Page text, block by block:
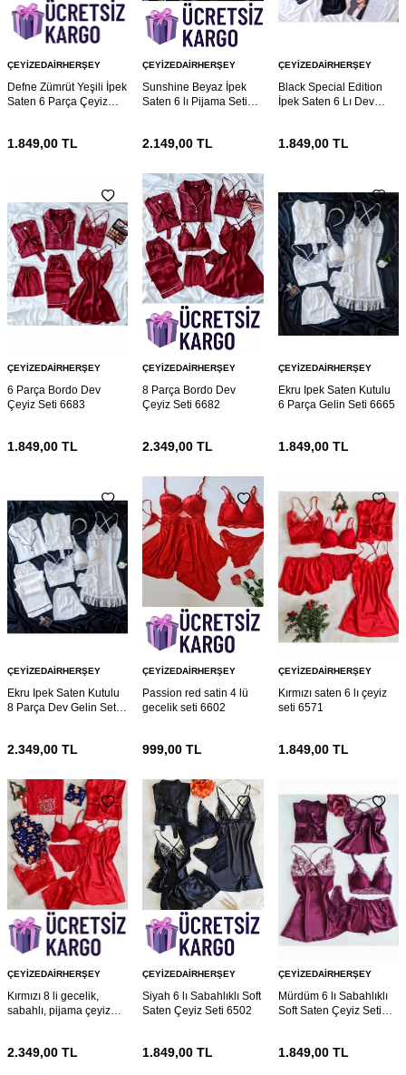
ÇEYIZEDAIRHERŞEY
Defne Zümrüt Yeşili İpek
Saten 6 Parça Çeyiz
1.849,00 TL
ÇEYIZEDAIRHERŞEY
Sunshine Beyaz İpek
Saten 6 lı Pijama Seti
2.149,00 TL
ÇEYIZEDAIRHERŞEY
Black Special Edition
İpek Saten 6 Lı Dev
1.849,00TL
ÇEYIZEDAIRHERŞEY
6 Parça Bordo Dev
Çeyiz Seti 6683
1.849,00 TL
ÇEYIZEDAIRHERŞEY
8 Parça Bordo Dev
Çeyiz Seti 6682
2.349,00 TL
ÇEYIZEDAIRHERŞEY
Ekru Ipek Saten Kutulu
6 Parça Gelin Seti 6665
1.849,00TL
ÇEYIZEDAIRHERŞEY
Ekru Ipek Saten Kutulu
8 Parça Dev Gelin Seti
2.349,00 TL
ÇEYIZEDAIRHERŞEY
Passion red satin 4 lü
gecelik seti 6602
999,00 TL
ÇEYIZEDAIRHERŞEY
Kırmızı saten 6 lı çeyiz
seti 6571
1.849,00TL
ÇEYIZEDAIRHERŞEY
Kırmızı 8 li gecelik,
sabahlı, pijama çeyiz
2.349,00 TL
ÇEYIZEDAIRHERŞEY
Siyah 6 lı Sabahlıklı Soft
Saten Çeyiz Seti 6502
1.849,00 TL
ÇEYIZEDAIRHERŞEY
Mürdüm 6 lı Sabahlıklı
Soft Saten Çeyiz Seti
1.849,00TL